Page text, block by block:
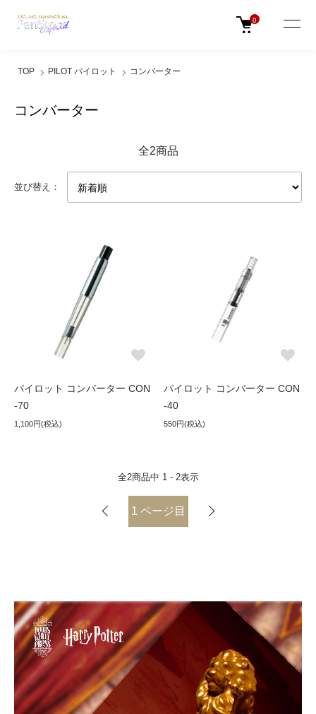
0
TOP PILOT パイロット コンバーター
コンバーター
全2商品
並び替え：
パイロット コンバーター CON
-70
1,100円(税込)
パイロット コンバーター CON
-40
550円(税込)
全2商品中 1 - 2表示
1 ページ目